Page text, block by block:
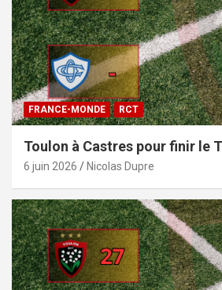
FRANCE-MONDE RCT
Toulon à Castres pour finir le
6 juin 2026 Nicolas Dupre